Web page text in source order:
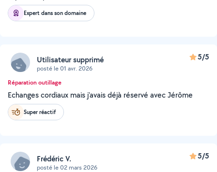
Expert dans son domaine
Utilisateur supprimé
posté le 01 avr. 2026
5/5
Réparation outillage
Echanges cordiaux mais j'avais déjà réservé avec Jérôme
Super réactif
Frédéric V.
posté le 02 mars 2026
5/5